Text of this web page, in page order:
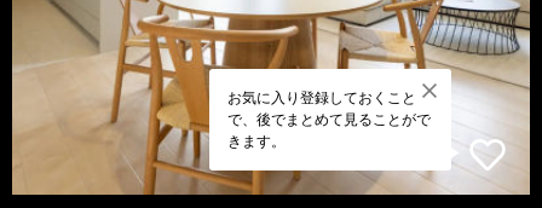
お気に入り登録しておくこと
で、後でまとめて見ることがで
きます。